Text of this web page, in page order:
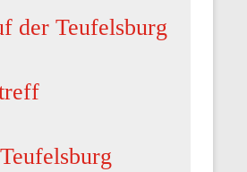
der Teufelsburg